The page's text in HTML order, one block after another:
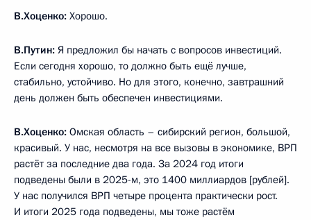
В.Хоценко: Хорошо.
В.Путин: Я предложил бы начать с вопросов инвестиций.
Если сегодня хорошо, то должно быть ещё лучше,
стабильно, устойчиво. Но для этого, конечно, завтрашний
день должен быть обеспечен инвестициями.
В.Хоценко: Омская область – сибирский регион, большой,
красивый. У нас, несмотря на все вызовы в экономике, ВРП
растёт за последние два года. За 2024 год итоги
подведены были в 2025-м, это 1400 миллиардов [рублей].
У нас получился ВРП четыре процента практически рост.
И итоги 2025 года подведены, мы тоже растём